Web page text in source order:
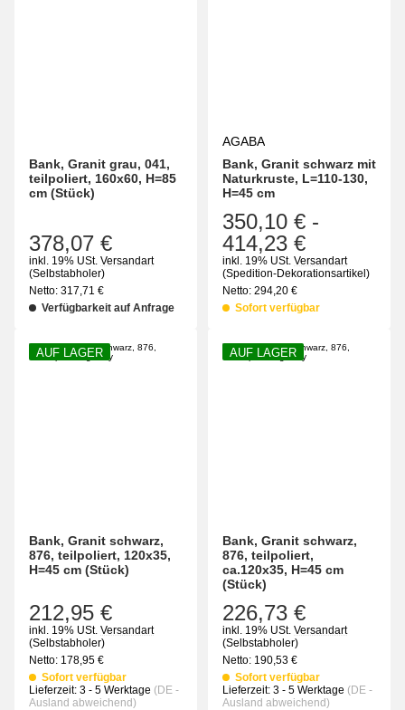
Bank, Granit grau, 041,
teilpoliert, 160x60, H=85
cm (Stück)
378,07 €
inkl. 19% USt. Versandart
(Selbstabholer)
Netto: 317,71 €
Verfügbarkeit auf Anfrage
AGABA
Bank, Granit schwarz mit
Naturkruste, L=110-130,
H=45 cm
350,10 € -
414,23 €
inkl. 19% USt. Versandart
(Spedition-Dekorationsartikel)
Netto: 294,20 €
Sofort verfügbar
AUF LAGER
Bank, Granit schwarz,
876, teilpoliert, 120x35,
H=45 cm (Stück)
212,95 €
inkl. 19% USt. Versandart
(Selbstabholer)
Netto: 178,95 €
Sofort verfügbar
Lieferzeit: 3 - 5 Werktage (DE -
Ausland abweichend)
AUF LAGER
Bank, Granit schwarz,
876, teilpoliert,
ca.120x35, H=45 cm
(Stück)
226,73 €
inkl. 19% USt. Versandart
(Selbstabholer)
Netto: 190,53 €
Sofort verfügbar
Lieferzeit: 3 - 5 Werktage (DE -
Ausland abweichend)